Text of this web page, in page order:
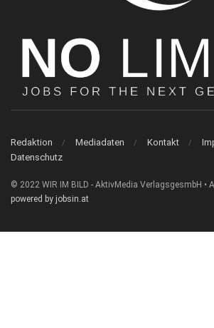
Redaktion Mediadaten Kontakt
Datenschutz
© 2022 WIR IM BILD - AktivMedia VerlagsgesmbH •
powered by jobsin.at